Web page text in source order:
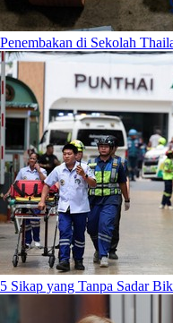
Penembakan di Sekolah
5 Sikap yang Tanpa Sadar